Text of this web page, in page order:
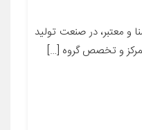
و معتبر، در صنعت تولید
و تخصص گروه […]